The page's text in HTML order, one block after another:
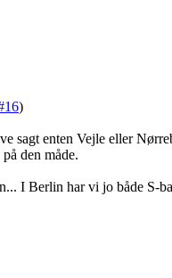
)
sagt enten Vejle eller
den måde.
I Berlin har vi jo både S-